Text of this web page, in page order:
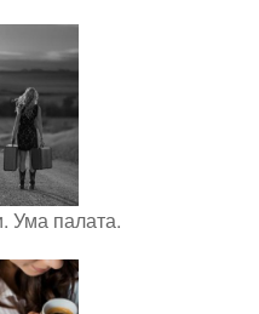
Ума палата.